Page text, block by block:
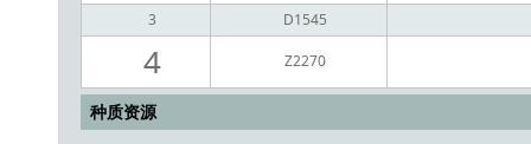
3 D1545
4 Z2270
种质资源